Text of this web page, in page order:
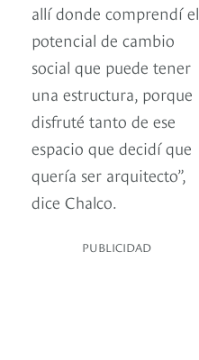
allí donde comprendí el
potencial de cambio
social que puede tener
una estructura, porque
disfruté tanto de ese
espacio que decidí que
quería ser arquitecto”,
dice Chalco.
PUBLICIDAD